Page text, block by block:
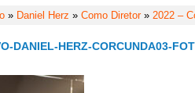
» Daniel Herz » Como Diretor» 2022 –
DANIEL-HERZ-CORCUNDA03-